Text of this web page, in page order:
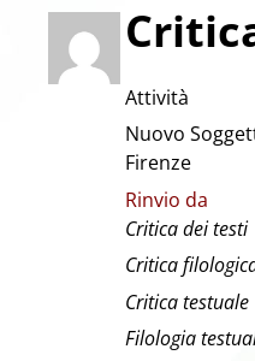
Attività
Nuovo
Firenze
Rinvio da
Critica dei testi
Critica
Critica testuale
Filologia